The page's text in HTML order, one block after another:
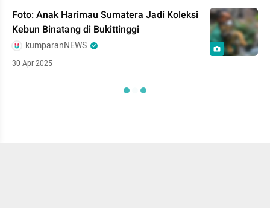
Foto: Anak Harimau Sumatera Jadi Koleksi
Kebun Binatang di Bukittinggi
kumparanNEWS
30 Apr 2025